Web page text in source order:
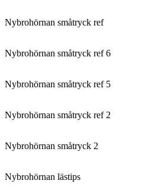
Nybrohörnan småtryck ref
Nybrohörnan småtryck ref 6
Nybrohörnan småtryck ref 5
Nybrohörnan småtryck ref 2
Nybrohörnan småtryck 2
Nybrohörnan lästips